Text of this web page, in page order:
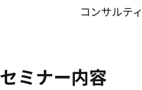
コンサルテ
セミナー内容